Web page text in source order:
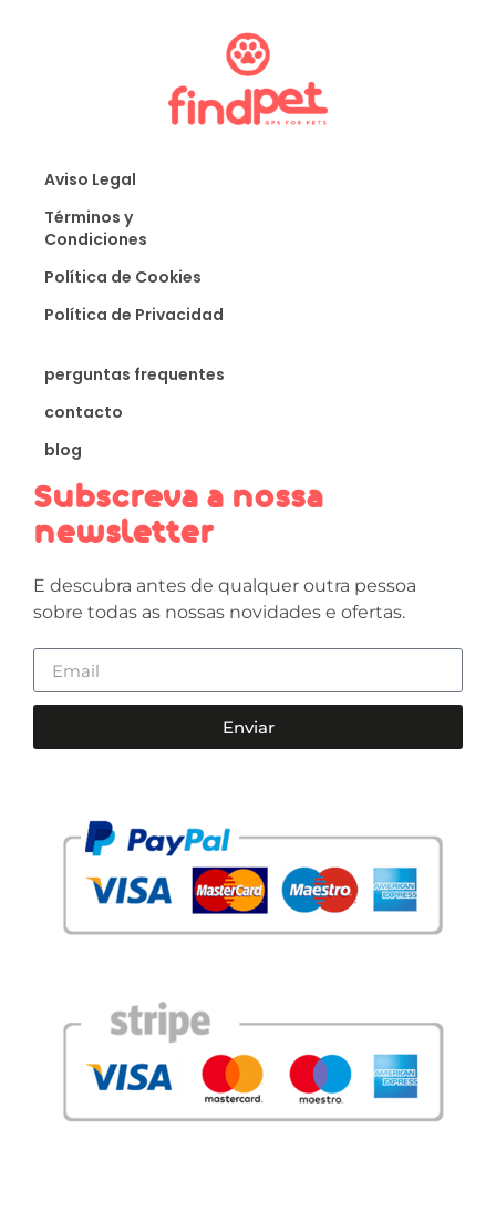
Aviso Legal
Términos y
Condiciones
Política de Cookies
Política de Privacidad
perguntas frequentes
contacto
blog
Subscreva a nossa
newsletter
E descubra antes de qualquer outra pessoa
sobre todas as nossas novidades e ofertas.
Enviar